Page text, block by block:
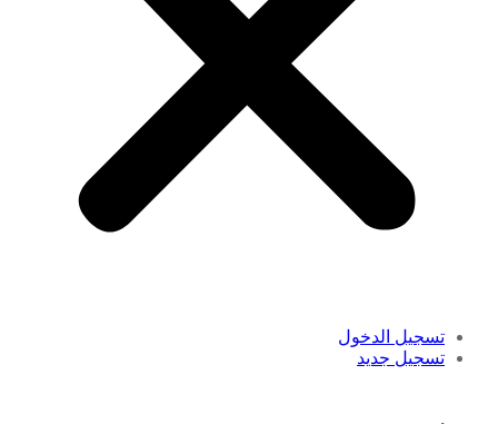
تسجيل الدخول
تسجيل جديد